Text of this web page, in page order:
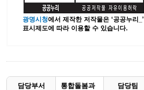
광명시청에서 제작한 저작물은 ‘공공누리_’
표시제도에 따라 이용할 수 있습니다.
담당부서 통합돌봄과 담당팀